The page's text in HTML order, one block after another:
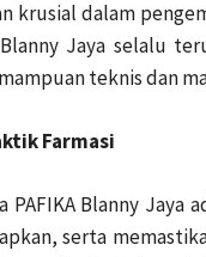
krusial dalam
Jaya selalu
teknis dan
Farmasi
PAFIKA Blanny
serta